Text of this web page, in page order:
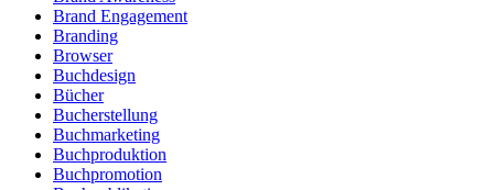
Brand Engagement
Branding
Browser
Buchdesign
Bücher
Bucherstellung
Buchmarketing
Buchproduktion
Buchpromotion